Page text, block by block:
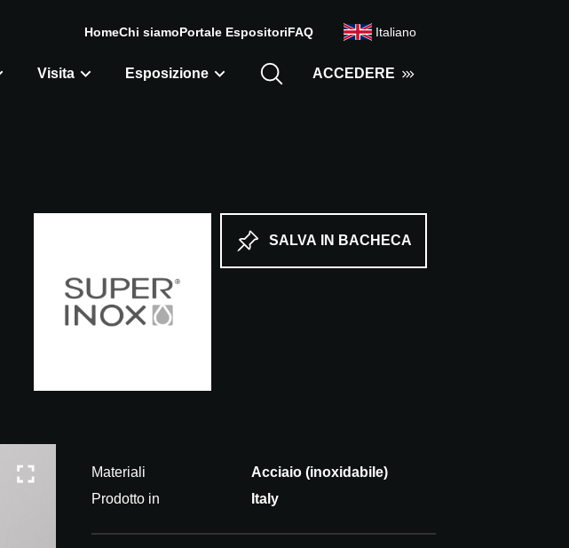
Visita Esposizione ACCEDERE
HomeChi siamoPortale EspositoriFAQ Italiano
SALVA IN BACHECA
Materiali
Acciaio (inoxidabile)
Prodotto in
Italy